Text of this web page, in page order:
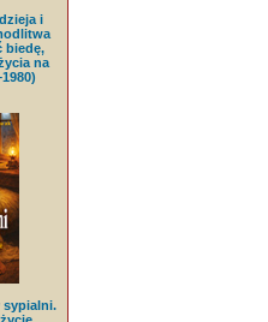
i
biedę,
na
sypialni.